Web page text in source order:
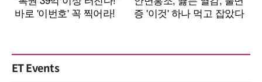
ET Events